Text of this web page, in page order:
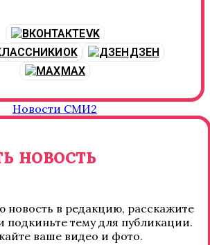
VK
OK
ДЗЕН
MAX
Новости СМИ2
новость
новость в редакцию, расскажите
подкиньте тему для публикации.
ваше видео и фото.